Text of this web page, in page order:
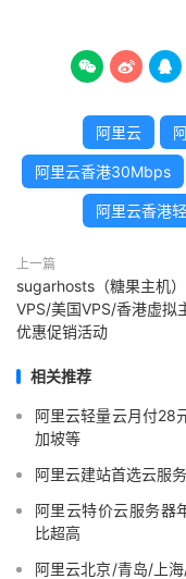
  
阿里云
阿里云香港30Mbps
阿里云香港
上一篇
sugarhosts（糖果主机
VPS/美国VPS/香港虚拟
优惠促销活动
相关推荐
阿里云轻量云月付28
加坡等
阿里云建站首选云服
阿里云特价云服务
比超高
阿里云北京/青岛/上